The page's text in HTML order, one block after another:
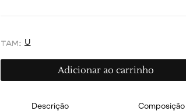
U
Adicionar ao carrinho
Descrição Composição